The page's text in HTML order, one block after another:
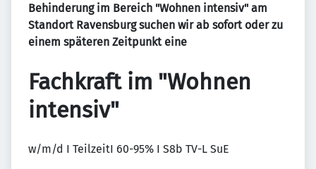
Behinderung im Bereich "Wohnen intensiv" am
Standort Ravensburg suchen wir ab sofort oder zu
einem späteren Zeitpunkt eine
Fachkraft im "Wohnen
intensiv"
w/m/d I TeilzeitI 60-95% I S8b TV-L SuE